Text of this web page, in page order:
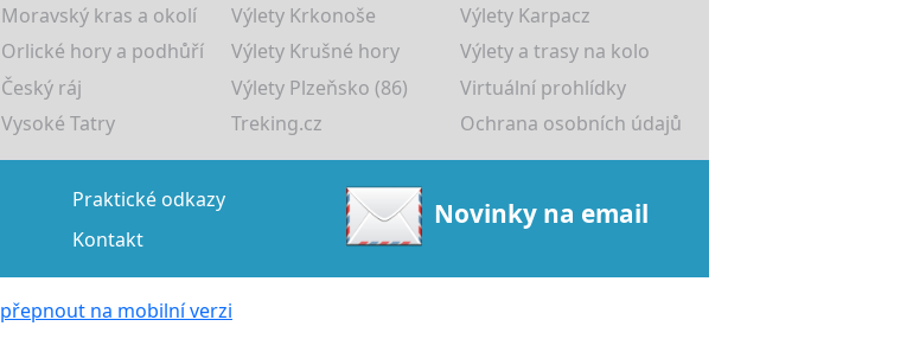
Moravský kras a okolí Výlety Krkonoše
Výlety Karpacz
Orlické hory a podhůří Výlety Krušné hory
Výlety a trasy na kolo
Český ráj Výlety Plzeňsko (86)
Virtuální prohlídky
Vysoké Tatry Treking.cz Ochrana osobních údajů
Praktické odkazy
Kontakt
Novinky na email
přepnout na mobilní verzi